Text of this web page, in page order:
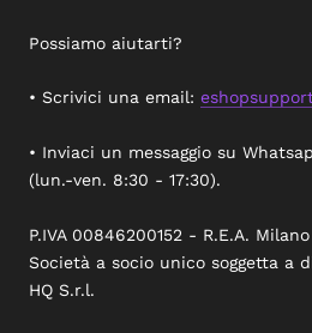
Possiamo aiutarti?
• Scrivici una email:
• Inviaci un messaggio su
(lun.-ven. 8:30 - 17:30).
P.IVA 00846200152 - R.E.A.
Società a socio unico soggetta a
HQ S.r.l.